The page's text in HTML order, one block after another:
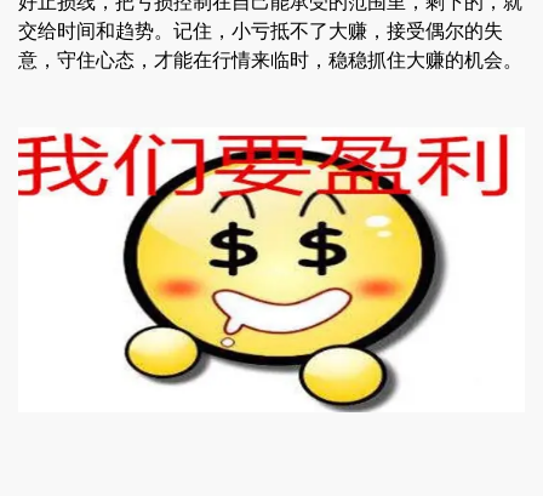
交给时间和趋势。记住，小亏抵不了大赚，接受偶尔的失
意，守住心态，才能在行情来临时，稳稳抓住大赚的机会。